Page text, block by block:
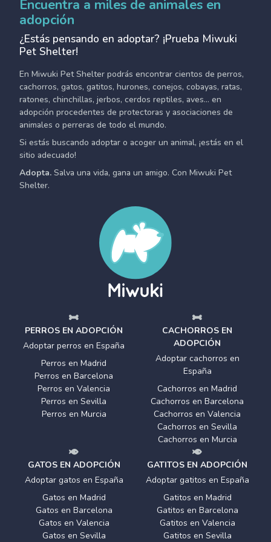
Encuentra a miles de animales en
adopción
¿Estás pensando en adoptar? ¡Prueba Miwuki
Pet Shelter!
En Miwuki Pet Shelter podrás encontrar cientos de perros,
cachorros, gatos, gatitos, hurones, conejos, cobayas, ratas,
ratones, chinchillas, jerbos, cerdos reptiles, aves... en
adopción procedentes de protectoras y asociaciones de
animales o perreras de todo el mundo.
Si estás buscando adoptar o acoger un animal, ¡estás en el
sitio adecuado!
Adopta. Salva una vida, gana un amigo. Con Miwuki Pet
Shelter.
PERROS EN ADOPCIÓN
Adoptar perros en España
Perros en Madrid
Perros en Barcelona
Perros en Valencia
Perros en Sevilla
Perros en Murcia
CACHORROS EN
ADOPCIÓN
Adoptar cachorros en
España
Cachorros en Madrid
Cachorros en Barcelona
Cachorros en Valencia
Cachorros en Sevilla
Cachorros en Murcia
GATOS EN ADOPCIÓN
Adoptar gatos en España
Gatos en Madrid
Gatos en Barcelona
Gatos en Valencia
Gatos en Sevilla
GATITOS EN ADOPCIÓN
Adoptar gatitos en España
Gatitos en Madrid
Gatitos en Barcelona
Gatitos en Valencia
Gatitos en Sevilla